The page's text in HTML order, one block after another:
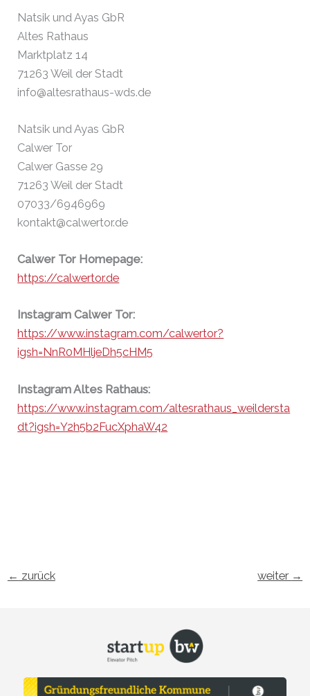
Natsik und Ayas GbR
Altes Rathaus
Marktplatz 14
71263 Weil der Stadt
info@altesrathaus-wds.de
Natsik und Ayas GbR
Calwer Tor
Calwer Gasse 29
71263 Weil der Stadt
07033/6946969
kontakt@calwertor.de
Calwer Tor Homepage:
https://calwertor.de
Instagram Calwer Tor:
https://www.instagram.com/calwertor?
igsh=NnR0MHljeDh5cHM5
Instagram Altes Rathaus:
https://www.instagram.com/altesrathaus_weildersta
dt?igsh=Y2h5b2FucXphaW42
← zurück weiter →